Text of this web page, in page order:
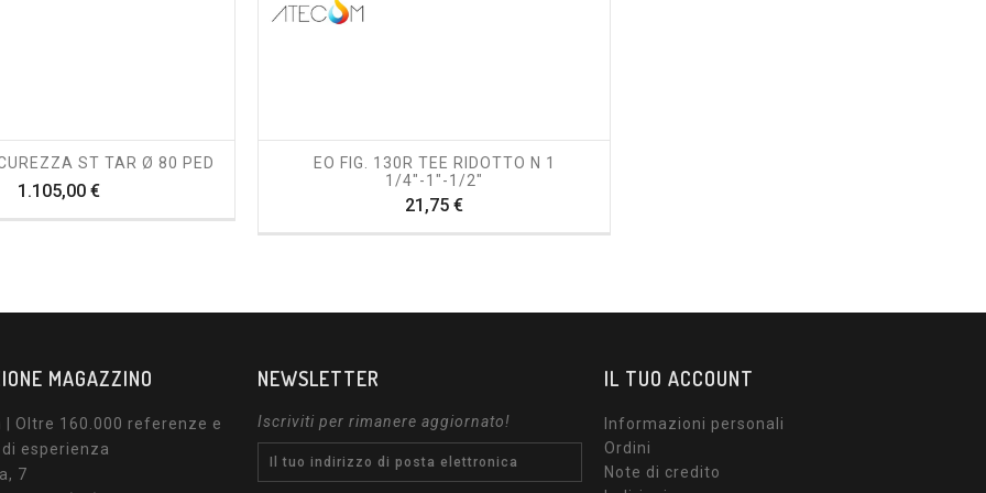
ST TAR Ø 80 PED
1.105,00 €Prezzo
EO FIG. 130R TEE RIDOTTO N 1
1/4"-1"-1/2"
21,75 €Prezzo
MAGAZZINO
| Oltre 160.000 referenze e
esperienza
7
NEWSLETTER
Iscriviti per rimanere aggiornato!
IL TUO ACCOUNT
Informazioni personali
Ordini
Note di credito